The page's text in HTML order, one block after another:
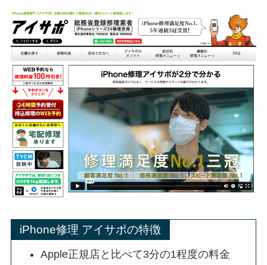
iPhone修理 アイサポの特徴
Apple正規店と比べて3分の1程度の料金